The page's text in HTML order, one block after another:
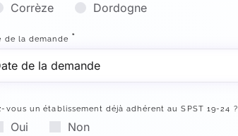
Corrèze
Dordogne
de la demande *
vous un établissement déjà adhérent au SPST 19-24 ?
Oui
Non